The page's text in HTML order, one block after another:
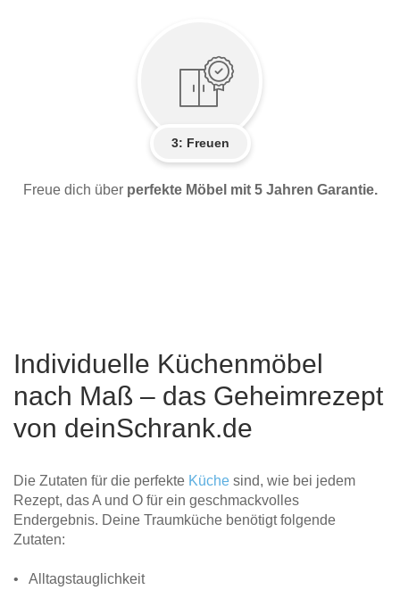
3: Freuen
Freue dich über perfekte Möbel mit 5 Jahren Garantie.
Individuelle Küchenmöbel
nach Maß – das Geheimrezept
von deinSchrank.de
Die Zutaten für die perfekte Küche sind, wie bei jedem
Rezept, das A und O für ein geschmackvolles
Endergebnis. Deine Traumküche benötigt folgende
Zutaten:
• Alltagstauglichkeit